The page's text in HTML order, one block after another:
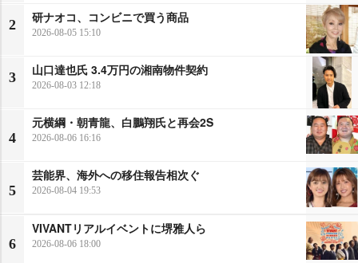
2
研ナオコ、コンビニで買う商品
2026-08-05 15:10
3
山口達也氏 3.4万円の湘南物件契約
2026-08-03 12:18
4
元横綱・朝青龍、白鵬翔氏と再会2S
2026-08-06 16:16
5
芸能界、海外への移住報告相次ぐ
2026-08-04 19:53
6
VIVANTリアルイベントに堺雅人ら
2026-08-06 18:00